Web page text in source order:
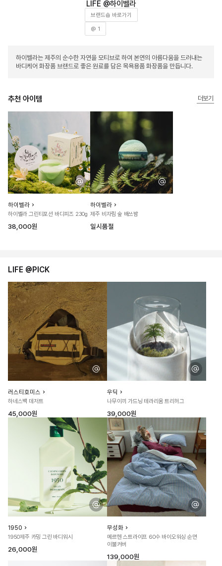
하이벨라
브랜드숍 바로가기
@ 1
하이벨라는 제주의 순수한 자연을 모티브로 하여 본연의 아름다움을 드러내는
바디케어 화장품 브랜드로 좋은 원료를 담은 목욕용품 화장품을 만듭니다.
추천 아이템 더보기
하이벨라
하이벨라 그린티포션 바디피즈 230g
38,000원
하이벨라
제주 비자림 숲 배쓰밤
일시품절
LIFE @PICK
러스티호미스
하네스백 데저트
45,000원
우딕
나무이끼 가드닝 테라리움 트리허그
39,000원
1950
1950제주 카밍 그린 바디워시
26,000원
무성화
메르헨 스트라이프 60수 바이오워싱 순면
이불커버
139,000원